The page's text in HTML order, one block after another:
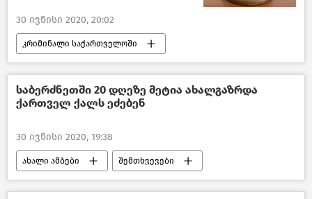
30 ივნისი 2020, 20:02
კრიმინალი საქართველოში
ახალი ამბები შემთხვევები
საქართველო
საბერძნეთში 20 დღეზე მეტია ახალგაზრდა
ქართველ ქალს ეძებენ
30 ივნისი 2020, 19:38
ახალი ამბები შემთხვევები
საქართველო